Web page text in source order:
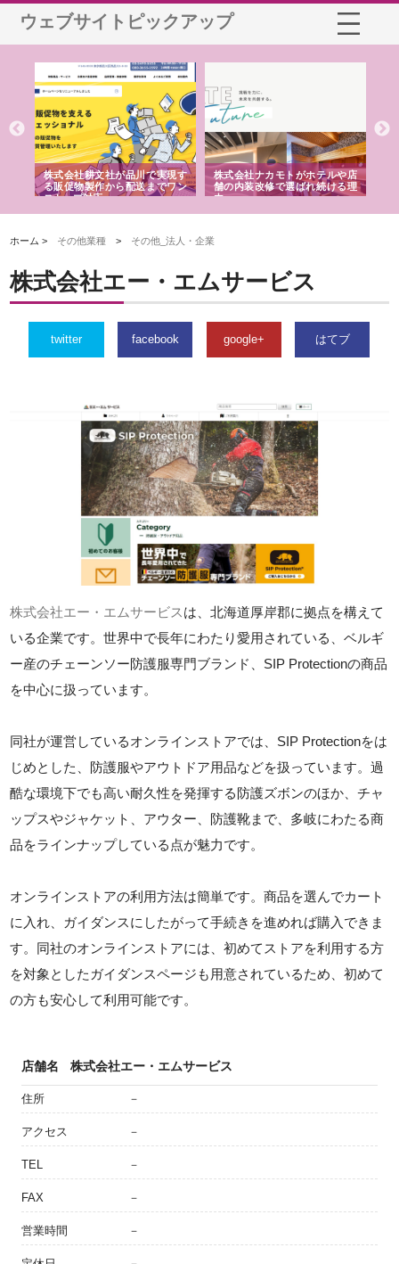
ウェブサイトピックアップ
株式会社耕文社が品川で実現す
る販促物製作から配送までワン
ストップ対応
株式会社ナカモトがホテルや店
舗の内装改修で選ばれ続ける理
由
ホーム > その他業種 > その他_法人・企業
株式会社エー・エムサービス
twitter facebook google+ はてブ
株式会社エー・エムサービス は、北海道厚岸郡に拠点を構えて
いる企業です。世界中で長年にわたり愛用されている、ベルギ
ー産のチェーンソー防護服専門ブランド、SIP Protectionの商品
を中心に扱っています。
同社が運営しているオンラインストアでは、SIP Protectionをは
じめとした、防護服やアウトドア用品などを扱っています。過
酷な環境下でも高い耐久性を発揮する防護ズボンのほか、チャ
ップスやジャケット、アウター、防護靴まで、多岐にわたる商
品をラインナップしている点が魅力です。
オンラインストアの利用方法は簡単です。商品を選んでカート
に入れ、ガイダンスにしたがって手続きを進めれば購入できま
す。同社のオンラインストアには、初めてストアを利用する方
を対象としたガイダンスページも用意されているため、初めて
の方も安心して利用可能です。
店舗名 株式会社エー・エムサービス
住所 －
アクセス －
TEL －
FAX －
営業時間 －